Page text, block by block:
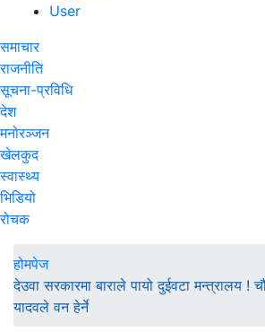
User
समाचार
राजनीति
सूचना-प्रविधि
देश
मनोरञ्जन
खेलकुद
स्वास्थ्य
भिडियो
रोचक
होमपेज
देउवा सरकारमा बाराले पायो दुईवटा मन्त्रालय !
यादवले वन हेर्ने